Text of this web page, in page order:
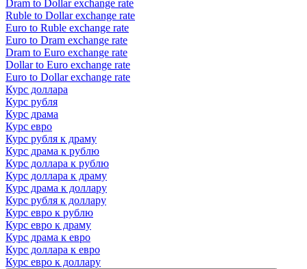
Dram to Dollar exchange rate
Ruble to Dollar exchange rate
Euro to Ruble exchange rate
Euro to Dram exchange rate
Dram to Euro exchange rate
Dollar to Euro exchange rate
Euro to Dollar exchange rate
Курс доллара
Курс рубля
Курс драма
Курс евро
Курс рубля к драму
Курс драма к рублю
Курс доллара к рублю
Курс доллара к драму
Курс драма к доллару
Курс рубля к доллару
Курс евро к рублю
Курс евро к драму
Курс драма к евро
Курс доллара к евро
Курс евро к доллару